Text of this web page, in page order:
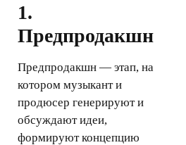
1.
Предпродакшн
Предпродакшн — этап, на
котором музыкант и
продюсер генерируют и
обсуждают идеи,
формируют концепцию